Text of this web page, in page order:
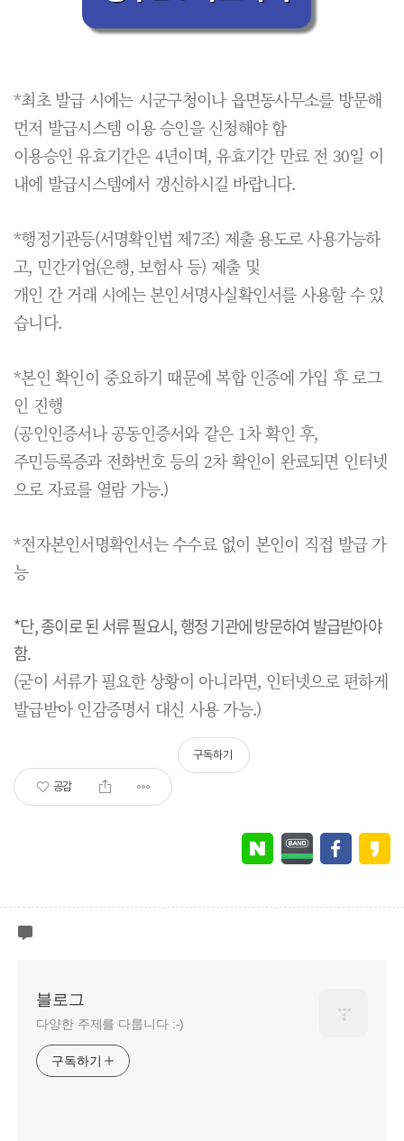
*최초 발급 시에는 시군구청이나 읍면동사무소를 방문해
먼저 발급시스템 이용 승인을 신청해야 함
이용승인 유효기간은 4년이며, 유효기간 만료 전 30일 이
내에 발급시스템에서 갱신하시길 바랍니다.
*행정기관등(서명확인법 제7조) 제출 용도로 사용가능하
고, 민간기업(은행, 보험사 등) 제출 및
개인 간 거래 시에는 본인서명사실확인서를 사용할 수 있
습니다.
*본인 확인이 중요하기 때문에 복합 인증에 가입 후 로그
인 진행
(공인인증서나 공동인증서와 같은 1차 확인 후,
주민등록증과 전화번호 등의 2차 확인이 완료되면 인터넷
으로 자료를 열람 가능.)
*전자본인서명확인서는 수수료 없이 본인이 직접 발급 가
능
*단, 종이로 된 서류 필요시, 행정 기관에 방문하여 발급받아야
함.
(굳이 서류가 필요한 상황이 아니라면, 인터넷으로 편하게
발급받아 인감증명서 대신 사용 가능.)
공감
구독하기
블로그
다양한 주제를 다룹니다 :-)
구독하기